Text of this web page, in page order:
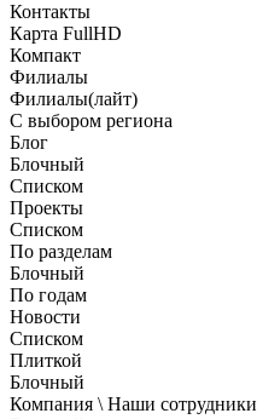
Контакты
Карта FullHD
Компакт
Филиалы
Филиалы(лайт)
С выбором региона
Блог
Блочный
Списком
Проекты
Списком
По разделам
Блочный
По годам
Новости
Списком
Плиткой
Блочный
Компания \ Наши сотрудники